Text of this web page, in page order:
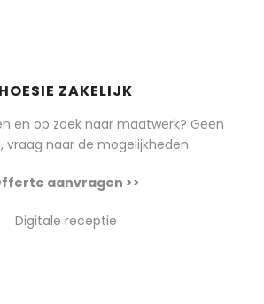
HOESIE ZAKELIJK
en op zoek naar maatwerk? Geen
vraag naar de mogelijkheden.
aanvragen >>
Digitale receptie